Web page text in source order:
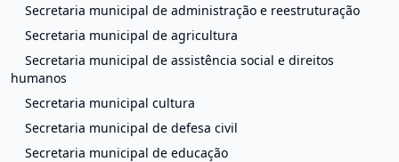
Secretaria municipal de administração e reestruturação
Secretaria municipal de agricultura
Secretaria municipal de assistência social e direitos
humanos
Secretaria municipal cultura
Secretaria municipal de defesa civil
Secretaria municipal de educação